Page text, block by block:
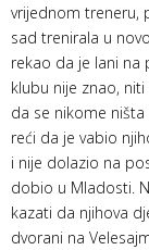
vrijednom treneru,
sad trenirala u
rekao da je lani na
klubu nije znao,
da se nikome
reći da je vabio
i nije dolazio na
dobio u Mladosti.
kazati da njihova
dvorani na